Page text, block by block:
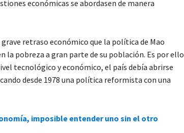
económicas se abordasen de manera
retraso económico que la política de Mao
la pobreza a gran parte de su población. Es por ello
tecnológico y económico, el país debía abrirse
desde 1978 una política reformista con una
imposible entender uno sin el otro